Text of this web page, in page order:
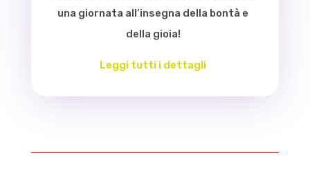
una giornata all’insegna della bontà e
della gioia!
Leggi tutti i dettagli